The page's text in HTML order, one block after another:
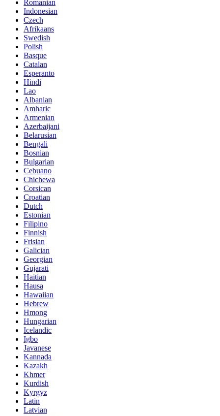
Romanian
Indonesian
Czech
Afrikaans
Swedish
Polish
Basque
Catalan
Esperanto
Hindi
Lao
Albanian
Amharic
Armenian
Azerbaijani
Belarusian
Bengali
Bosnian
Bulgarian
Cebuano
Chichewa
Corsican
Croatian
Dutch
Estonian
Filipino
Finnish
Frisian
Galician
Georgian
Gujarati
Haitian
Hausa
Hawaiian
Hebrew
Hmong
Hungarian
Icelandic
Igbo
Javanese
Kannada
Kazakh
Khmer
Kurdish
Kyrgyz
Latin
Latvian